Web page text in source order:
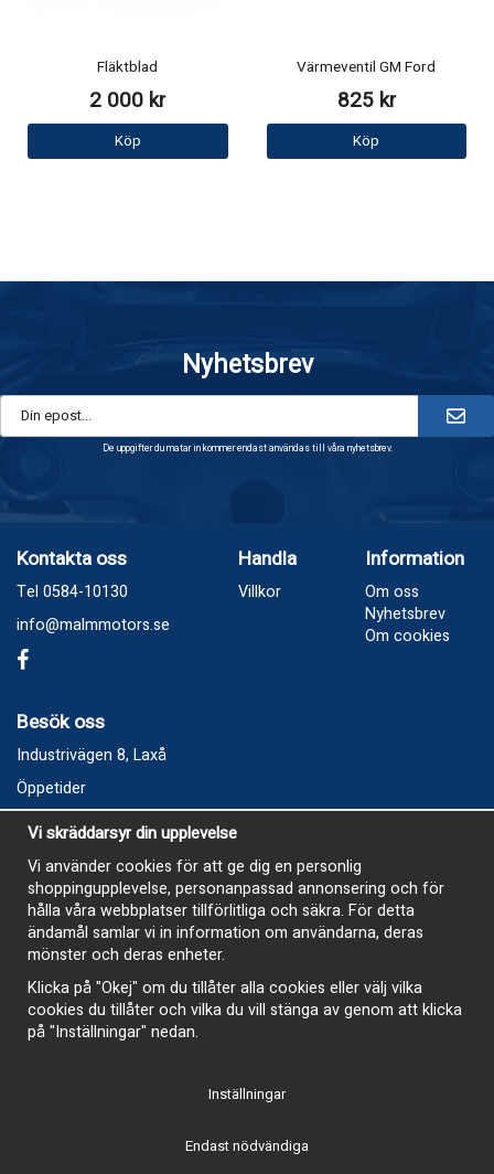
Fläktblad
2 000 kr
Köp
Värmeventil GM Ford
825 kr
Köp
Nyhetsbrev
De uppgifter du matar in kommer endast användas till våra nyhetsbrev.
Kontakta oss
Tel 0584-10130
info@malmmotors.se
Handla
Villkor
Information
Om oss
Nyhetsbrev
Om cookies
Besök oss
Industrivägen 8, Laxå
Öppetider
Vecka 32
Måndag kl 9-12, kl 13 - 15
Onsdag kl 9-12, kl 13 - 15
Tisdag, Tordag och Fredag stängt
E-Handelsbutiken är öppen och paket skickas hela
sommaren
Vi skräddarsyr din upplevelse
Vi använder cookies för att ge dig en personlig
shoppingupplevelse, personanpassad annonsering och för
hålla våra webbplatser tillförlitliga och säkra. För detta
ändamål samlar vi in information om användarna, deras
mönster och deras enheter.
Klicka på "Okej" om du tillåter alla cookies eller välj vilka
cookies du tillåter och vilka du vill stänga av genom att klicka
på "Inställningar" nedan.
Inställningar
Endast nödvändiga